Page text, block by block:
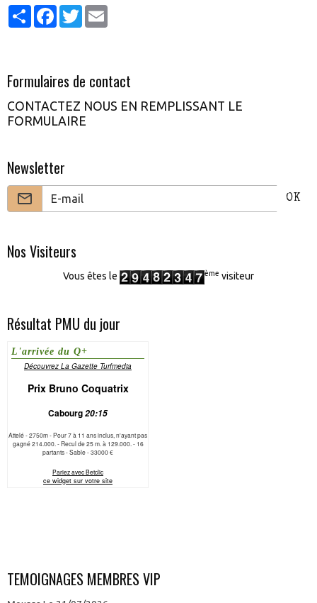
PartagerFacebook
Twitter
Formulaires de contact
CONTACTEZ NOUS EN REMPLISSANT LE
FORMULAIRE
Newsletter
OK
Nos Visiteurs
Vous êtes le ème visiteur
Résultat PMU du jour
TEMOIGNAGES MEMBRES VIP